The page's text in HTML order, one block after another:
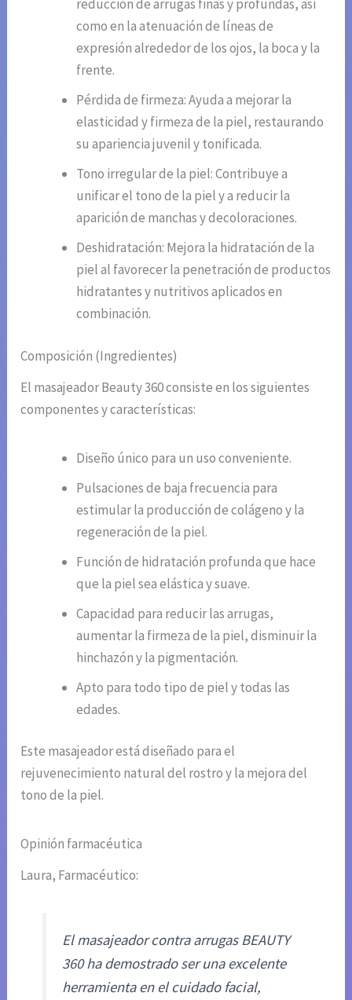
reducción de arrugas finas y profundas, así
como en la atenuación de líneas de
expresión alrededor de los ojos, la boca y la
frente.
Pérdida de firmeza: Ayuda a mejorar la
elasticidad y firmeza de la piel, restaurando
su apariencia juvenil y tonificada.
Tono irregular de la piel: Contribuye a
unificar el tono de la piel y a reducir la
aparición de manchas y decoloraciones.
Deshidratación: Mejora la hidratación de la
piel al favorecer la penetración de productos
hidratantes y nutritivos aplicados en
combinación.
Composición (Ingredientes)
El masajeador Beauty 360 consiste en los siguientes
componentes y características:
Diseño único para un uso conveniente.
Pulsaciones de baja frecuencia para
estimular la producción de colágeno y la
regeneración de la piel.
Función de hidratación profunda que hace
que la piel sea elástica y suave.
Capacidad para reducir las arrugas,
aumentar la firmeza de la piel, disminuir la
hinchazón y la pigmentación.
Apto para todo tipo de piel y todas las
edades.
Este masajeador está diseñado para el
rejuvenecimiento natural del rostro y la mejora del
tono de la piel.
Opinión farmacéutica
Laura, Farmacéutico:
El masajeador contra arrugas BEAUTY
360 ha demostrado ser una excelente
herramienta en el cuidado facial,